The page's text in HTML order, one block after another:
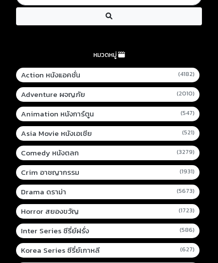
หมวดหมู่
Action หนังแอคชั่น (4182)
Adventure ผจญภัย (2010)
Animation หนังการ์ตูน (547)
Asia Movie หนังเอเชีย (521)
Comedy หนังตลก (3279)
Crim อาชญากรรม (1931)
Drama ดราม่า (5673)
Horror สยองขวัญ (1723)
Inter Series ซีรี่ย์ฝรั่ง (586)
Korea Series ซีรี่ย์เกาหลี (627)